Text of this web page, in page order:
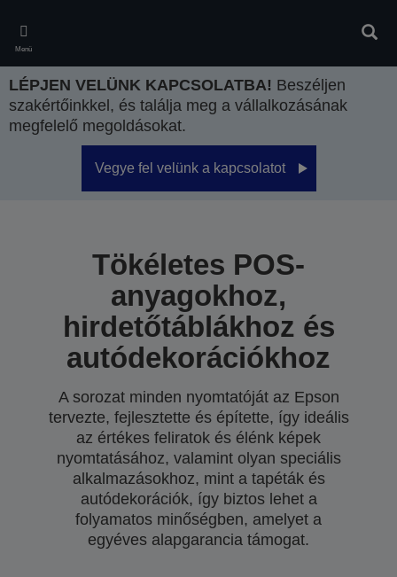
main
content
Menü
LÉPJEN VELÜNK KAPCSOLATBA! Beszéljen
szakértőinkkel, és találja meg a vállalkozásának
megfelelő megoldásokat.
Vegye fel velünk a kapcsolatot
Tökéletes POS-
anyagokhoz,
hirdetőtáblákhoz és
autódekorációkhoz
A sorozat minden nyomtatóját az Epson
tervezte, fejlesztette és építette, így ideális
az értékes feliratok és élénk képek
nyomtatásához, valamint olyan speciális
alkalmazásokhoz, mint a tapéták és
autódekorációk, így biztos lehet a
folyamatos minőségben, amelyet a
egyéves alapgarancia támogat.